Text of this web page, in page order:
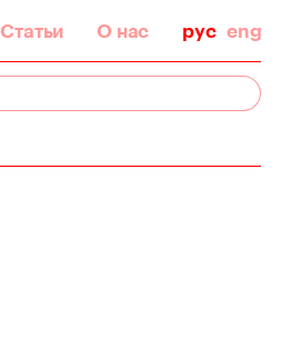
Статьи О нас рус eng